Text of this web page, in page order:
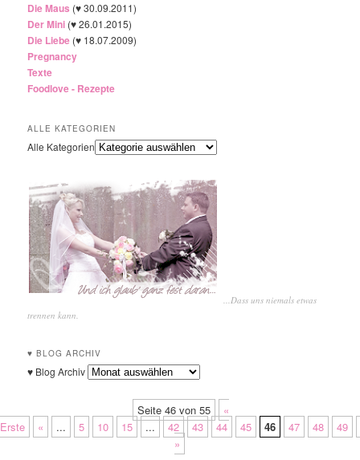
Die Maus (♥ 30.09.2011)
Der Mini (♥ 26.01.2015)
Die Liebe (♥ 18.07.2009)
Pregnancy
Texte
Foodlove - Rezepte
ALLE KATEGORIEN
Alle Kategorien
...Dass uns niemals etwas
trennen kann.
♥ BLOG ARCHIV
♥ Blog Archiv
Seite 46 von 55
«
Erste
« ... 5 10 15 ... 42 43 44 45 46 47 48
49
»